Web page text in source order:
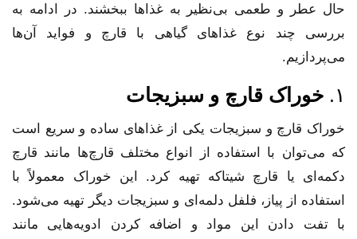
حال عطر و طعمی بی‌نظیر به غذاها ببخشند. در ادامه به
بررسی چند نوع غذاهای گیاهی با قارچ و فواید آن‌ها
می‌پردازیم.
۱. خوراک قارچ و سبزیجات
خوراک قارچ و سبزیجات یکی از غذاهای ساده و سریع است
که می‌توان با استفاده از انواع مختلف قارچ‌ها مانند قارچ
دکمه‌ای یا قارچ شیتاکه تهیه کرد. این خوراک معمولاً با
استفاده از پیاز، فلفل دلمه‌ای و سبزیجات دیگر تهیه می‌شود.
با تفت دادن این مواد و اضافه کردن ادویه‌هایی مانند